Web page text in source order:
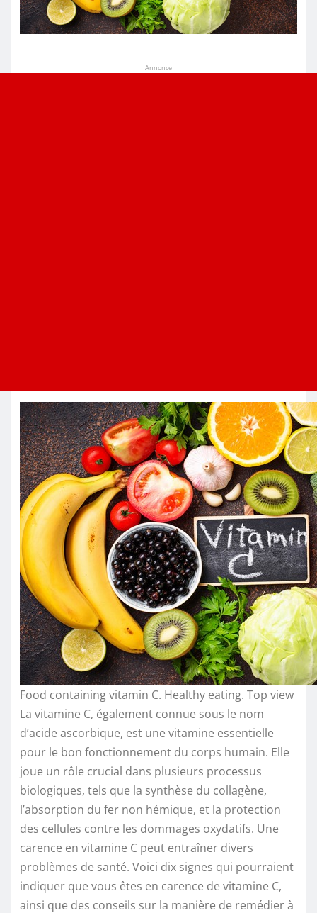
Annonce
Food containing vitamin C. Healthy eating. Top view
La vitamine C, également connue sous le nom
d’acide ascorbique, est une vitamine essentielle
pour le bon fonctionnement du corps humain. Elle
joue un rôle crucial dans plusieurs processus
biologiques, tels que la synthèse du collagène,
l’absorption du fer non hémique, et la protection
des cellules contre les dommages oxydatifs. Une
carence en vitamine C peut entraîner divers
problèmes de santé. Voici dix signes qui pourraient
indiquer que vous êtes en carence de vitamine C,
ainsi que des conseils sur la manière de remédier à